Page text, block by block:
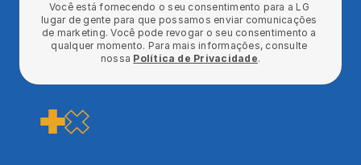
Você está fornecendo o seu consentimento para a LG
lugar de gente para que possamos enviar comunicações
de marketing. Você pode revogar o seu consentimento a
qualquer momento. Para mais informações, consulte
nossa Política de Privacidade.